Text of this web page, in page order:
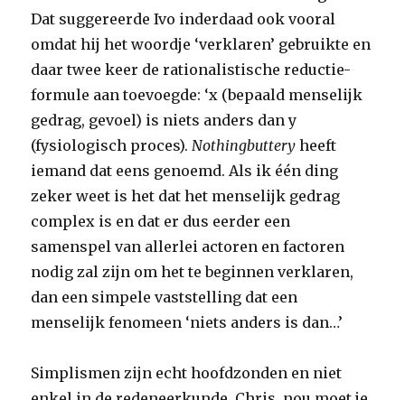
Dat suggereerde Ivo inderdaad ook vooral
omdat hij het woordje ‘verklaren’ gebruikte en
daar twee keer de rationalistische reductie-
formule aan toevoegde: ‘x (bepaald menselijk
gedrag, gevoel) is niets anders dan y
(fysiologisch proces).Nothingbuttery heeft
iemand dat eens genoemd. Als ik één ding
zeker weet is het dat het menselijk gedrag
complex is en dat er dus eerder een
samenspel van allerlei actoren en factoren
nodig zal zijn om het te beginnen verklaren,
dan een simpele vaststelling dat een
menselijk fenomeen ‘niets anders is dan…’
Simplismen zijn echt hoofdzonden en niet